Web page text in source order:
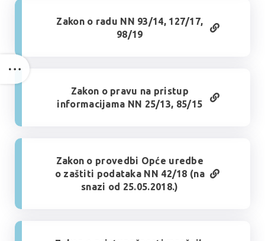
Zakon o radu NN 93/14, 127/17,
98/19
Zakon o pravu na pristup
informacijama NN 25/13, 85/15
Zakon o provedbi Opće uredbe
o zaštiti podataka NN 42/18 (na
snazi od 25.05.2018.)